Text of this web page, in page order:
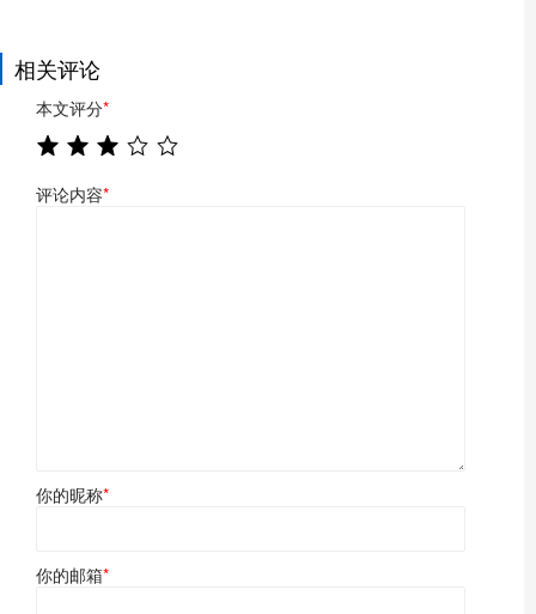
相关评论
本文评分*
评论内容*
你的昵称*
你的邮箱*